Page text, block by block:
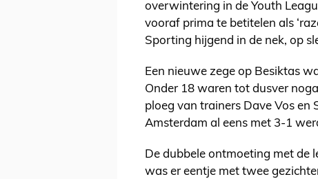
overwintering in de Youth
vooraf prima te betitelen als
Sporting hijgend in de nek, op
Een nieuwe zege op Besiktas
Onder 18 waren tot dusver
ploeg van trainers Dave Vos en
Amsterdam al eens met 3-1
De dubbele ontmoeting met de
was er eentje met twee